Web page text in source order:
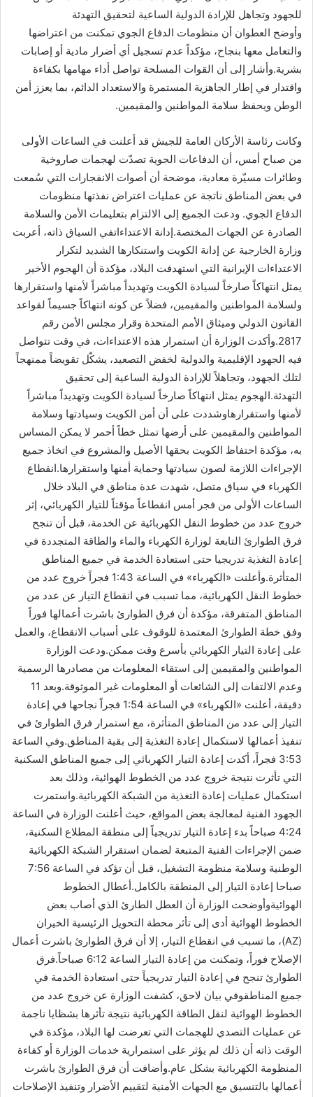
للجهود وتجاهل للإرادة الدولية الساعية لتحقيق التهدئة
وأوضح العطوان أن منظومات الدفاع الجوي تمكنت من اعتراضها
والتعامل معها بنجاح، مؤكداً عدم تسجيل أي أضرار مادية أو إصابات
بشرية.وأشار إلى أن القوات المسلحة تواصل أداء مهامها بكفاءة
واقتدار في إطار الجاهزية المستمرة والاستعداد الدائم، بما يعزز أمن
الوطن ويحفظ سلامة المواطنين والمقيمين.
وكانت رئاسة الأركان العامة للجيش قد أعلنت في الساعات الأولى
من صباح أمس، أن الدفاعات الجوية تصدّت لهجمات صاروخية
وطائرات مسيّرة معادية، موضحة أن أصوات الانفجارات التي سُمعت
في بعض المناطق ناتجة عن عمليات اعتراض نفذتها منظومات
الدفاع الجوي. ودعت الجميع إلى الالتزام بتعليمات الأمن والسلامة
الصادرة عن الجهات المختصة.إدانة الاعتداءاتفي السياق ذاته، أعربت
وزارة الخارجية عن إدانة الكويت واستنكارها الشديد لتكرار
الاعتداءات الإيرانية التي استهدفت البلاد، مؤكدة أن الهجوم الأخير
يمثل انتهاكاً صارخاً لسيادة الكويت وتهديداً مباشراً لأمنها واستقرارها
ولسلامة المواطنين والمقيمين، فضلاً عن كونه انتهاكاً جسيماً لقواعد
القانون الدولي وميثاق الأمم المتحدة وقرار مجلس الأمن رقم
2817.وأكدت الوزارة أن استمرار هذه الاعتداءات، في وقت تتواصل
فيه الجهود الإقليمية والدولية لخفض التصعيد، يشكّل تقويضاً ممنهجاً
لتلك الجهود، وتجاهلاً للإرادة الدولية الساعية إلى تحقيق
التهدئة.الهجوم يمثل انتهاكاً صارخاً لسيادة الكويت وتهديداً مباشراً
لأمنها واستقرارهاوشددت على أن أمن الكويت وسيادتها وسلامة
المواطنين والمقيمين على أرضها تمثل خطاً أحمر لا يمكن المساس
به، مؤكدة احتفاظ الكويت بحقها الأصيل والمشروع في اتخاذ جميع
الإجراءات اللازمة لصون سيادتها وحماية أمنها واستقرارها.انقطاع
الكهرباء في سياق متصل، شهدت عدة مناطق في البلاد خلال
الساعات الأولى من فجر أمس انقطاعاً مؤقتاً للتيار الكهربائي، إثر
خروج عدد من خطوط النقل الكهربائية عن الخدمة، قبل أن تنجح
فرق الطوارئ التابعة لوزارة الكهرباء والماء والطاقة المتجددة في
إعادة التغذية تدريجيا حتى استعادة الخدمة في جميع المناطق
المتأثرة.وأعلنت «الكهرباء» في الساعة 1:43 فجراً خروج عدد من
خطوط النقل الكهربائية، مما تسبب في انقطاع التيار عن عدد من
المناطق المتفرقة، مؤكدة أن فرق الطوارئ باشرت أعمالها فوراً
وفق خطة الطوارئ المعتمدة للوقوف على أسباب الانقطاع، والعمل
على إعادة التيار الكهربائي بأسرع وقت ممكن.ودعت الوزارة
المواطنين والمقيمين إلى استقاء المعلومات من مصادرها الرسمية
وعدم الالتفات إلى الشائعات أو المعلومات غير الموثوقة.وبعد 11
دقيقة، أعلنت «الكهرباء» في الساعة 1:54 فجراً نجاحها في إعادة
التيار إلى عدد من المناطق المتأثرة، مع استمرار فرق الطوارئ في
تنفيذ أعمالها لاستكمال إعادة التغذية إلى بقية المناطق.وفي الساعة
3:53 فجراً، أكدت إعادة التيار الكهربائي إلى جميع المناطق السكنية
التي تأثرت نتيجة خروج عدد من الخطوط الهوائية، وذلك بعد
استكمال عمليات إعادة التغذية من الشبكة الكهربائية.واستمرت
الجهود الفنية لمعالجة بعض المواقع، حيث أعلنت الوزارة في الساعة
4:24 صباحاً بدء إعادة التيار تدريجياً إلى منطقة المطلاع السكنية،
ضمن الإجراءات الفنية المتبعة لضمان استقرار الشبكة الكهربائية
الوطنية وسلامة منظومة التشغيل، قبل أن تؤكد في الساعة 7:56
صباحا إعادة التيار إلى المنطقة بالكامل.أعطال الخطوط
الهوائيةوأوضحت الوزارة أن العطل الطارئ الذي أصاب بعض
الخطوط الهوائية أدى إلى تأثر محطة التحويل الرئيسية الخيران
(AZ)، ما تسبب في انقطاع التيار، إلا أن فرق الطوارئ باشرت أعمال
الإصلاح فوراً، وتمكنت من إعادة التيار الساعة 6:12 صباحاً.فرق
الطوارئ تنجح في إعادة التيار تدريجياً حتى استعادة الخدمة في
جميع المناطقوفي بيان لاحق، كشفت الوزارة عن خروج عدد من
الخطوط الهوائية لنقل الطاقة الكهربائية نتيجة تأثرها بشظايا ناجمة
عن عمليات التصدي للهجمات التي تعرضت لها البلاد، مؤكدة في
الوقت ذاته أن ذلك لم يؤثر على استمرارية خدمات الوزارة أو كفاءة
المنظومة الكهربائية بشكل عام.وأضافت أن فرق الطوارئ باشرت
أعمالها بالتنسيق مع الجهات الأمنية لتقييم الأضرار وتنفيذ الإصلاحات